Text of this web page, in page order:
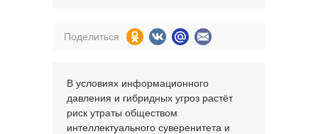
Поделиться
В условиях информационного
давления и гибридных угроз растёт
риск утраты обществом
интеллектуального суверенитета и